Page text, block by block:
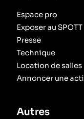
Espace pro
Exposer au SPOTT
Presse
Technique
Location de salles
Annoncer une
Autres